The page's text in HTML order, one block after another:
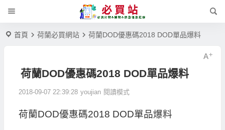
首頁 荷蘭必買網站 荷蘭DOD優惠碼2018 DOD單品爆料
荷蘭DOD優惠碼2018 DOD單品爆料
2018-09-07 22:39:28 youjian 閱讀模式
荷蘭DOD優惠碼2018 DOD單品爆料